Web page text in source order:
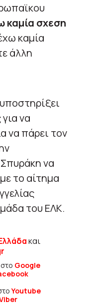
καμία σχεση
καμία
άλλη
να
να πάρει τον
να
το αίτημα
του ΕΛΚ.
και
Google
Youtube